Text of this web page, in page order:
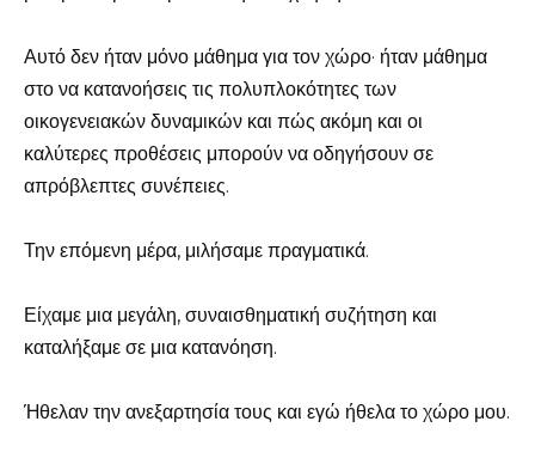
Αυτό δεν ήταν μόνο μάθημα για τον χώρο· ήταν μάθημα
στο να κατανοήσεις τις πολυπλοκότητες των
οικογενειακών δυναμικών και πώς ακόμη και οι
καλύτερες προθέσεις μπορούν να οδηγήσουν σε
απρόβλεπτες συνέπειες.
Την επόμενη μέρα, μιλήσαμε πραγματικά.
Είχαμε μια μεγάλη, συναισθηματική συζήτηση και
καταλήξαμε σε μια κατανόηση.
Ήθελαν την ανεξαρτησία τους και εγώ ήθελα το χώρο μου.